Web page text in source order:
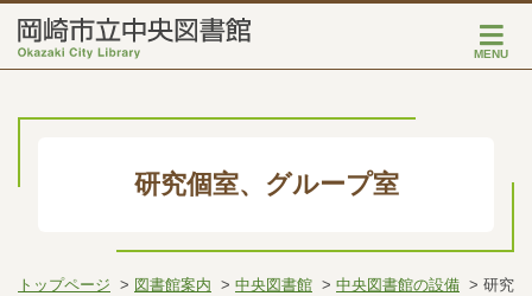
MENU
研究個室、グループ室
トップページ 図書館案内 中央図書館 中央図書館の設備
研究